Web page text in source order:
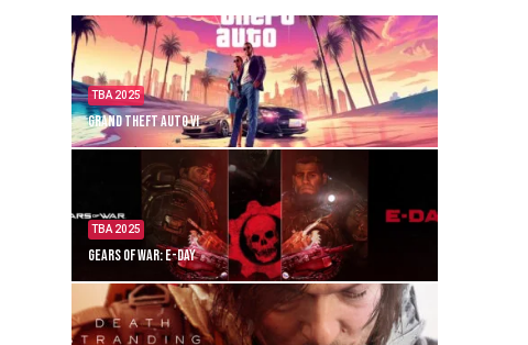
TBA 2025
Grand Theft Auto VI
TBA 2025
Gears of War: E-Day